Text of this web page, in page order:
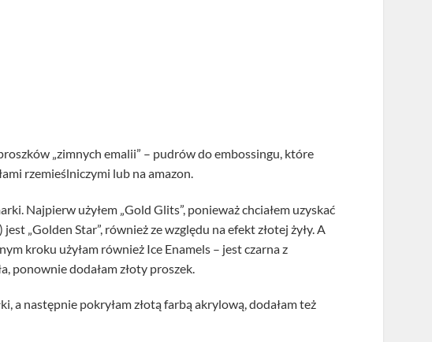
„zimnych emalii” – pudrów do embossingu, które
rzemieślniczymi lub na amazon.
Najpierw użyłem „Gold Glits”, ponieważ chciałem uzyskać
„Golden Star”, również ze względu na efekt złotej żyły. A
kroku użyłam również Ice Enamels – jest czarna z
ponownie dodałam złoty proszek.
a następnie pokryłam złotą farbą akrylową, dodałam też